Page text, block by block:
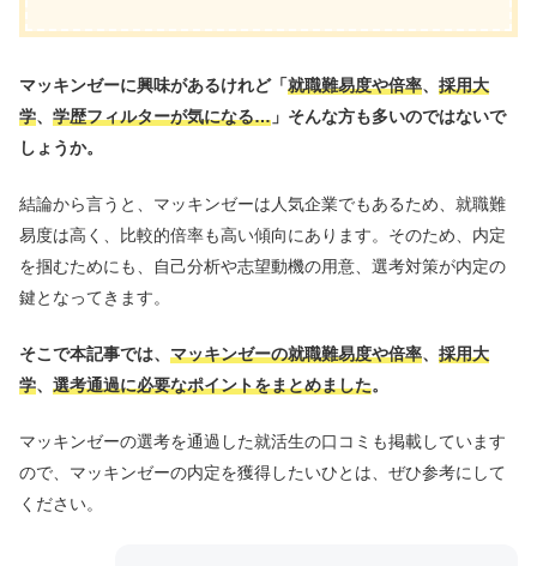
マッキンゼーに興味があるけれど「就職難易度や倍率、 採用大
学、 学歴フィルターが気になる… 」そんな方も多いのではないで
しょうか。
結論から言うと、マッキンゼーは人気企業でもあるため、就職難
易度は高く、比較的倍率も高い傾向にあります。そのため、内定
を掴むためにも、自己分析や志望動機の用意、選考対策が内定の
鍵となってきます。
そこで本記事では、 マッキンゼーの就職難易度や倍率、 採用大
学、 選考通過に必要なポイントをまとめました。
マッキンゼーの選考を通過した就活生の口コミも掲載しています
ので、マッキンゼーの内定を獲得したいひとは、ぜひ参考にして
ください。